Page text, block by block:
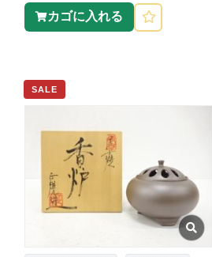
カゴに入れる
SALE